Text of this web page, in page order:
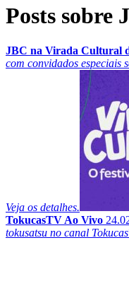
Posts sobre
JBC na Virada Cultural
com convidados especiais
Veja os detalhes.
TokucasTV Ao Vivo
tokusatsu no canal